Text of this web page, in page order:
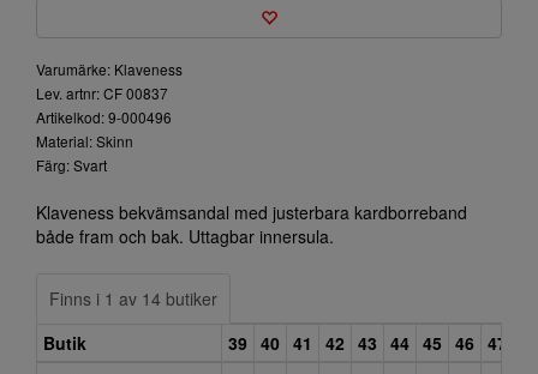
Varumärke: Klaveness
Lev. artnr: CF 00837
Artikelkod: 9-000496
Material: Skinn
Färg: Svart
Klaveness bekvämsandal med justerbara kardborreband
både fram och bak. Uttagbar innersula.
Finns i 1 av 14 butiker
Butik
39 40 41 42 43 44 45 46 47